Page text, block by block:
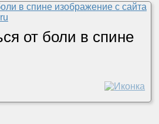
от боли в спине